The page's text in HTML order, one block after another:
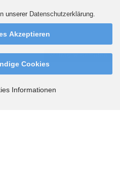
unserer Datenschutzerklärung
Akzeptieren
Cookies
Informationen
Standard 5.90 Euro innerhalb
Vertrag widerrufen